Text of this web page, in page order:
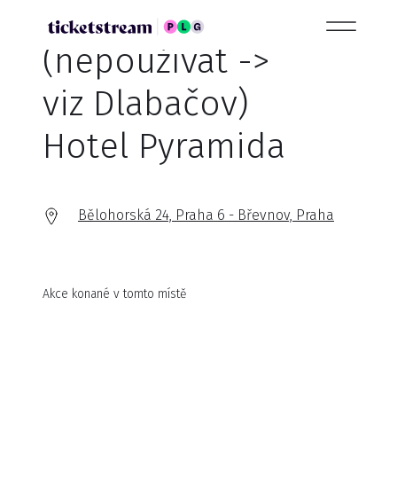
(nepoužívat ->
viz Dlabačov)
Hotel Pyramida
Bělohorská 24, Praha 6 - Břevnov, Praha
Akce konané v tomto místě